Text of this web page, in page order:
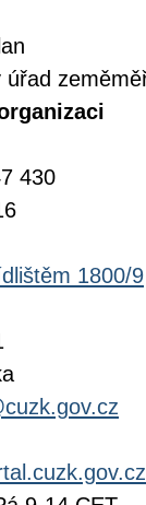
úřad
430
1800/9